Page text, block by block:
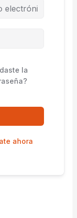
la
ahora